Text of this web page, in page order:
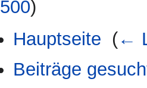
500)
Hauptseite (←
Beiträge